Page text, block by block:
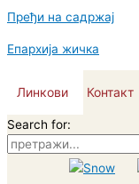
Пређи на садржај
Епархија жичка
Линкови Контакт
Search for: